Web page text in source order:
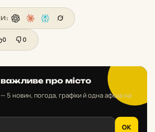
0 0
про місто
5 новин, погода, графіки й одна афіша на
OK